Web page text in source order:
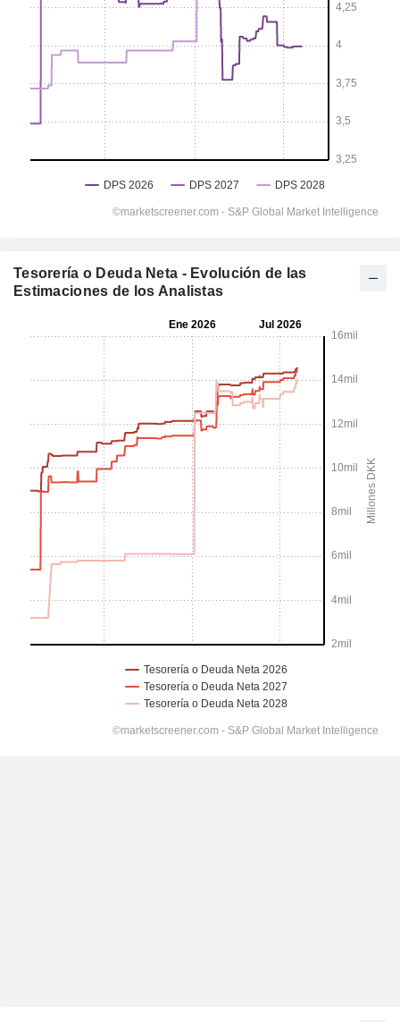
Tesorería o Deuda Neta - Evolución de las
Estimaciones de los Analistas